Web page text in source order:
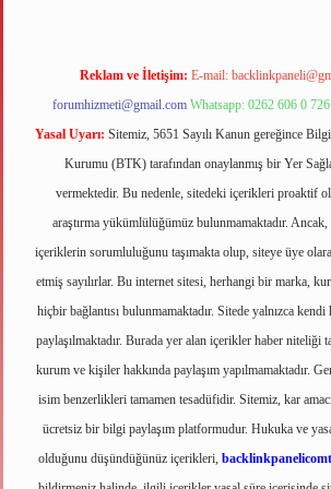
Reklam ve İletişim: E-mail:
forumhizmeti@gmail.com Whatsapp: 0262 606 0 726
Yasal Uyarı: Sitemiz, 5651 Sayılı Kanun gereğince
Kurumu (BTK) tarafından onaylanmış bir Yer
vermektedir. Bu nedenle, sitedeki içerikleri proaktif
araştırma yükümlülüğümüz bulunmamaktadır. Ancak,
içeriklerin sorumluluğunu taşımakta olup, siteye üye
etmiş sayılırlar. Bu internet sitesi, herhangi bir marka,
hiçbir bağlantısı bulunmamaktadır. Sitede yalnızca kendi
paylaşılmaktadır. Burada yer alan içerikler haber niteliği
kurum ve kişiler hakkında paylaşım yapılmamaktadır.
isim benzerlikleri tamamen tesadüfidir. Sitemiz, kar
ücretsiz bir bilgi paylaşım platformudur. Hukuka ve
olduğunu düşündüğünüz içerikleri,